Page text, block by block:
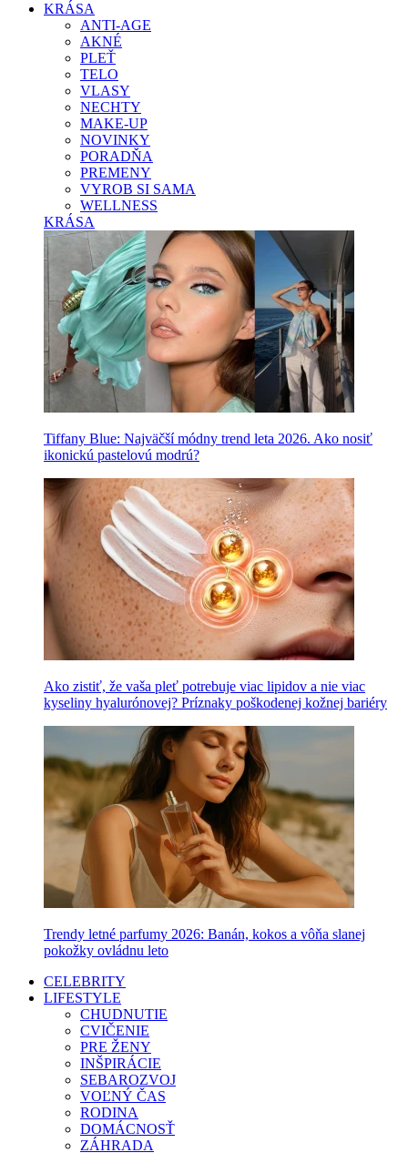
KRÁSA
ANTI-AGE
AKNÉ
PLEŤ
TELO
VLASY
NECHTY
MAKE-UP
NOVINKY
PORADŇA
PREMENY
VYROB SI SAMA
WELLNESS
KRÁSA
Tiffany Blue: Najväčší módny trend leta 2026. Ako nosiť
ikonickú pastelovú modrú?
Ako zistiť, že vaša pleť potrebuje viac lipidov a nie viac
kyseliny hyalurónovej? Príznaky poškodenej kožnej bariéry
Trendy letné parfumy 2026: Banán, kokos a vôňa slanej
pokožky ovládnu leto
CELEBRITY
LIFESTYLE
CHUDNUTIE
CVIČENIE
PRE ŽENY
INŠPIRÁCIE
SEBAROZVOJ
VOĽNÝ ČAS
RODINA
DOMÁCNOSŤ
ZÁHRADA